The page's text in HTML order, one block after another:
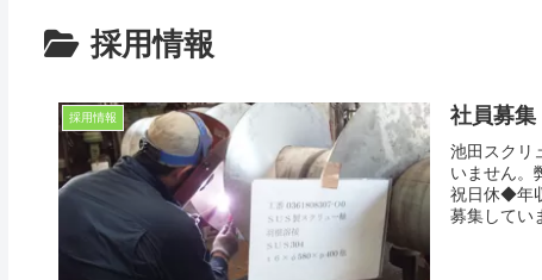
採用情報
採用情報 社員募集
池田スクリ
いません
祝日休◆年
募集してい